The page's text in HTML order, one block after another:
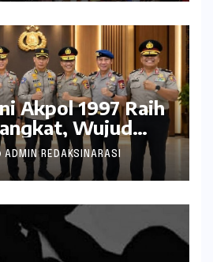
Akpol 1997 Raih
Wujud
atas Pengabdian
ADMIN REDAKSINARASI